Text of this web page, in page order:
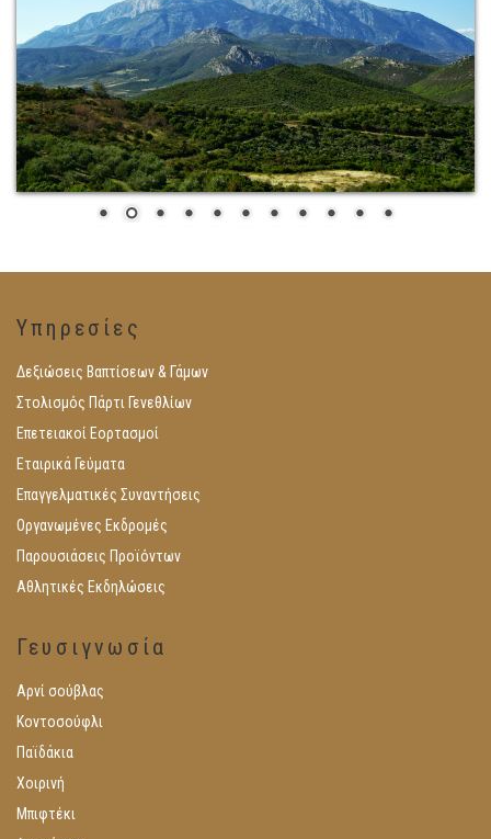
Υπηρεσίες
Δεξιώσεις Βαπτίσεων & Γάμων
Στολισμός Πάρτι Γενεθλίων
Επετειακοί Εορτασμοί
Εταιρικά Γεύματα
Επαγγελματικές Συναντήσεις
Οργανωμένες Εκδρομές
Παρουσιάσεις Προϊόντων
Αθλητικές Εκδηλώσεις
Γευσιγνωσία
Αρνί σούβλας
Κοντοσούφλι
Παϊδάκια
Χοιρινή
Μπιφτέκι